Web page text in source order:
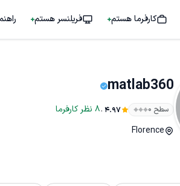
کارفرما هستم فریلنسر هستم
matlab360
سطح ۰ 4.97
.
8 نظر کارفرما
Florence